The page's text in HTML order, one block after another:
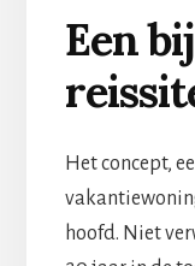
Een
Het concept,
hoofd. Niet